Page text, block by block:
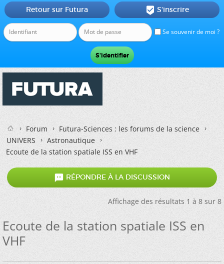
Se souvenir de moi ?
Retour sur Futura  S'inscrire
Forum
Futura-Sciences : les forums de la science
UNIVERS
Astronautique
Ecoute de la station spatiale ISS en VHF
 RÉPONDRE À LA DISCUSSION
Affichage des résultats 1 à 8 sur 8
Ecoute de la station spatiale ISS en
VHF